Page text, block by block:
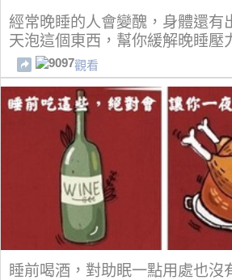
經常晚睡的人會變醜，身體還有
天泡這個東西，幫你緩解晚睡壓
9097觀看
睡前喝酒，對助眠一點用處也沒